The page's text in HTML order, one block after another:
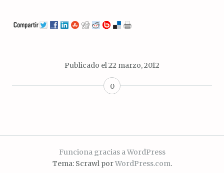
Publicado el22 marzo, 2012
0
Funciona gracias a WordPress
Tema: Scrawl porWordPress.com.